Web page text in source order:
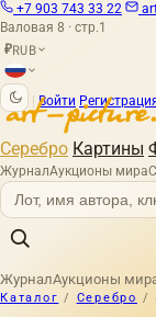
+7 903 743 33 22
Валовая 8 · стр.1
₽RUB
Войти
Серебро Картины
ЖурналАукционы мира
ЖурналАукционы
Каталог / Серебро /